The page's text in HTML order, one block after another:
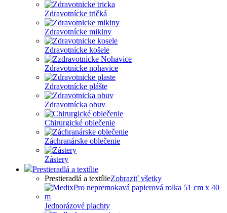
Zdravotnícke tričká
Zdravotnícke mikiny
Zdravotnícke košele
Zdravotnícke nohavice
Zdravotnícke plášte
Zdravotnícka obuv
Chirurgické oblečenie
Záchranárske oblečenie
Zástery
Prestieradlá a textílie
Prestieradlá a textílieZobraziť všetky
Jednorázové plachty